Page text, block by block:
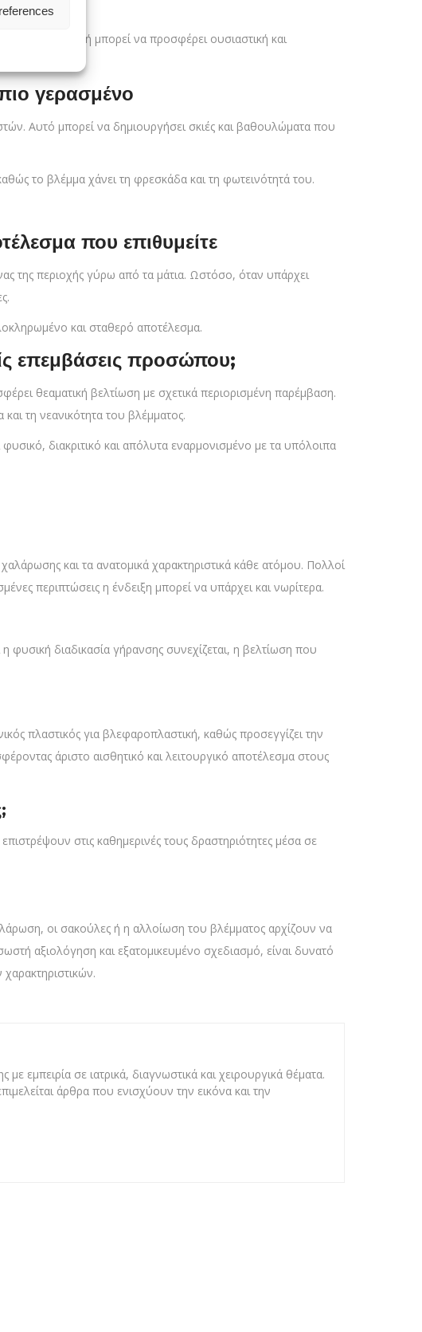
μπορεί να προσφέρει ουσιαστική και
γερασμένο
Αυτό μπορεί να δημιουργήσει σκιές και βαθουλώματα που
το βλέμμα χάνει τη φρεσκάδα και τη φωτεινότητά του.
που επιθυμείτε
της περιοχής γύρω από τα μάτια. Ωστόσο, όταν υπάρχει
και σταθερό αποτέλεσμα.
επεμβάσεις προσώπου;
θεαματική βελτίωση με σχετικά περιορισμένη παρέμβαση.
τη νεανικότητα του βλέμματος.
διακριτικό και απόλυτα εναρμονισμένο με τα υπόλοιπα
και τα ανατομικά χαρακτηριστικά κάθε ατόμου. Πολλοί
περιπτώσεις η ένδειξη μπορεί να υπάρχει και νωρίτερα.
φυσική διαδικασία γήρανσης συνεχίζεται, η βελτίωση που
πλαστικός για βλεφαροπλαστική, καθώς προσεγγίζει την
άριστο αισθητικό και λειτουργικό αποτέλεσμα στους
στις καθημερινές τους δραστηριότητες μέσα σε
οι σακούλες ή η αλλοίωση του βλέμματος αρχίζουν να
αξιολόγηση και εξατομικευμένο σχεδιασμό, είναι δυνατό
εμπειρία σε ιατρικά, διαγνωστικά και χειρουργικά θέματα.
άρθρα που ενισχύουν την εικόνα και την